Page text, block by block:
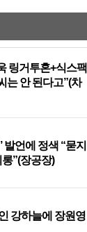
링거투혼+식스팩
는 안 된다고”(차
발언에 정색 “묻지
”(장공장)
강하늘에 장원영